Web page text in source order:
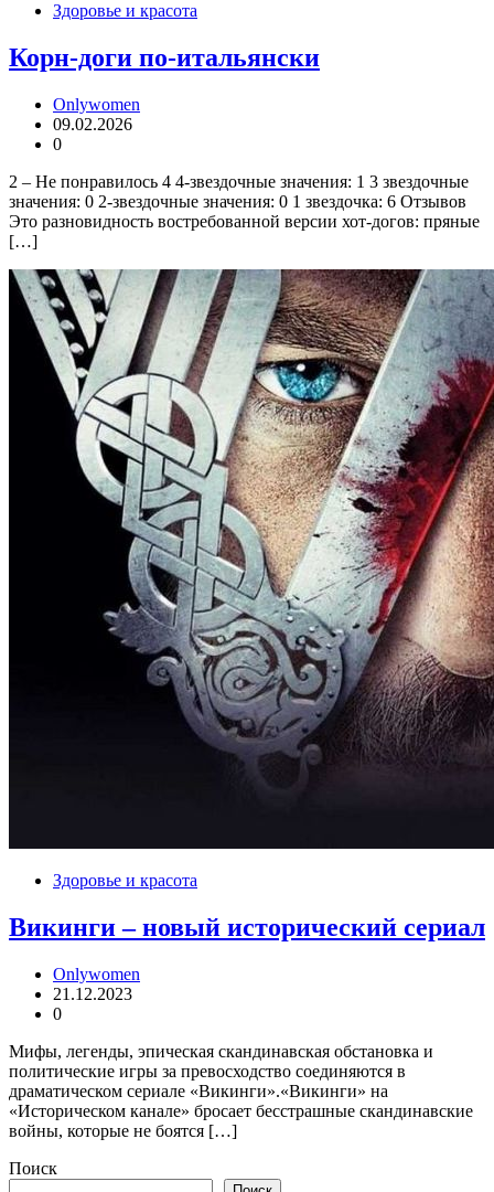
Здоровье и красота
Корн-доги по-итальянски
Onlywomen
09.02.2026
0
2 – Не понравилось 4 4-звездочные значения: 1 3 звездочные
значения: 0 2-звездочные значения: 0 1 звездочка: 6 Отзывов
Это разновидность востребованной версии хот-догов: пряные
[…]
Здоровье и красота
Викинги – новый исторический сериал
Onlywomen
21.12.2023
0
Мифы, легенды, эпическая скандинавская обстановка и
политические игры за превосходство соединяются в
драматическом сериале «Викинги».«Викинги» на
«Историческом канале» бросает бесстрашные скандинавские
войны, которые не боятся […]
Поиск